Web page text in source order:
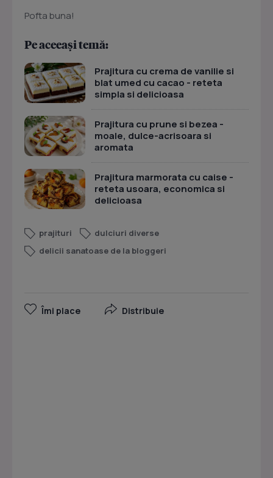
Pofta buna!
Pe aceeași temă:
Prajitura cu crema de vanilie si
blat umed cu cacao - reteta
simpla si delicioasa
Prajitura cu prune si bezea -
moale, dulce-acrisoara si
aromata
Prajitura marmorata cu caise -
reteta usoara, economica si
delicioasa
prajituri
dulciuri diverse
delicii sanatoase de la bloggeri
Îmi place Distribuie